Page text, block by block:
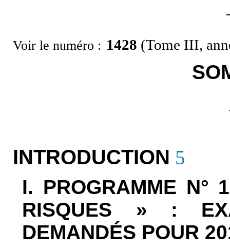
Voir le numéro : 1428 (Tome III,
INTRODUCTION 5
I. PROGRAMME N°
RISQUES » :
DEMANDÉS POUR